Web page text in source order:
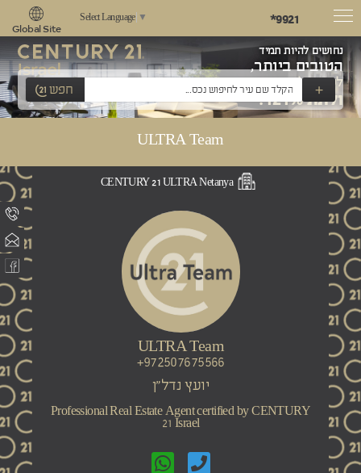
*9921
Select Language ▼
Global Site
נחושים להיות תמיד
הטובים ביותר,
לשאוף למצוינות
ולתת 121%!
+ חפש
ULTRA Team
CENTURY 21 ULTRA Netanya
ULTRA Team
972507675566+
יועץ נדל"ן
Professional Real Estate Agent certified by CENTURY
21 Israel